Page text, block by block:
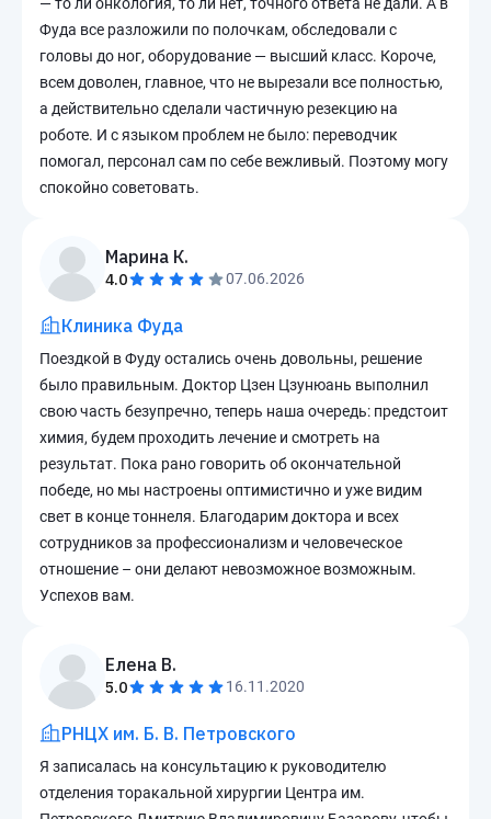
Фуда все разложили по полочкам, обследовали с
головы до ног, оборудование — высший класс. Короче,
всем доволен, главное, что не вырезали все полностью,
а действительно сделали частичную резекцию на
роботе. И с языком проблем не было: переводчик
помогал, персонал сам по себе вежливый. Поэтому могу
спокойно советовать.
Марина К.
4.0 07.06.2026
Клиника Фуда
Поездкой в Фуду остались очень довольны, решение
было правильным. Доктор Цзен Цзунюань выполнил
свою часть безупречно, теперь наша очередь: предстоит
химия, будем проходить лечение и смотреть на
результат. Пока рано говорить об окончательной
победе, но мы настроены оптимистично и уже видим
свет в конце тоннеля. Благодарим доктора и всех
сотрудников за профессионализм и человеческое
отношение – они делают невозможное возможным.
Успехов вам.
Елена В.
5.0 16.11.2020
РНЦХ им. Б. В. Петровского
Я записалась на консультацию к руководителю
отделения торакальной хирургии Центра им.